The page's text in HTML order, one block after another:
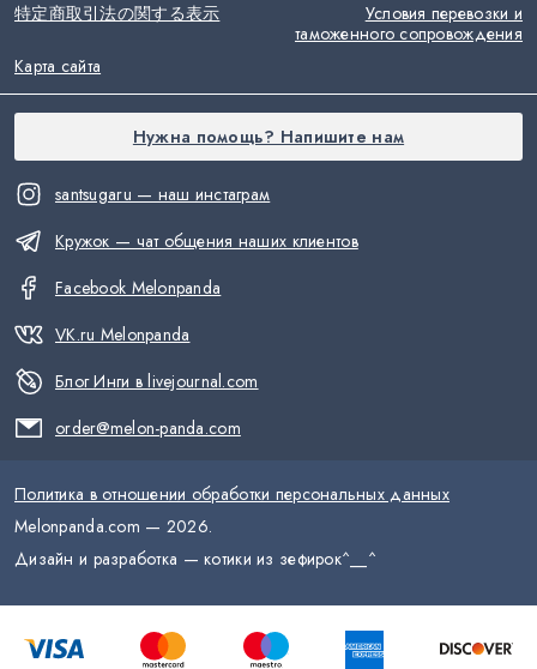
santsugaru — наш инстаграм
Кружок — чат общения наших клиентов
Facebook Melonpanda
VK.ru Melonpanda
Блог Инги в livejournal.com
order@melon-panda.com
特定商取引法の関する表示
Условия перевозки и
таможенного сопровождения
Карта сайта
Нужна помощь? Напишите нам
Политика в отношении обработки персональных данных
Melonpanda.com — 2026.
Дизайн и разработка — котики из зефирок^__^